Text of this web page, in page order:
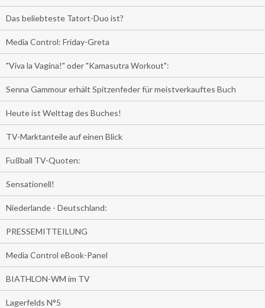
Das beliebteste Tatort-Duo ist?
Media Control: Friday-Greta
"Viva la Vagina!" oder "Kamasutra Workout":
Senna Gammour erhält Spitzenfeder für meistverkauftes Buch
Heute ist Welttag des Buches!
TV-Marktanteile auf einen Blick
Fußball TV-Quoten:
Sensationell!
Niederlande - Deutschland:
PRESSEMITTEILUNG
Media Control eBook-Panel
BIATHLON-WM im TV
Lagerfelds N°5